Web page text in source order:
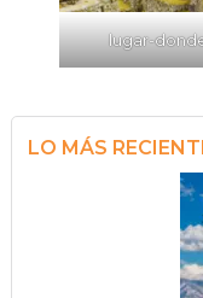
lugar-
LO MÁS